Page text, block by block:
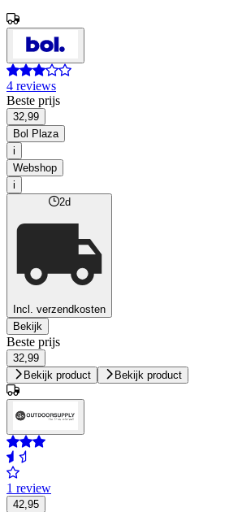
4 reviews
Beste prijs
32,99
Bol Plaza
i
Webshop
i
2d
Incl. verzendkosten
Bekijk
Beste prijs
32,99
Bekijk product
Bekijk product
1 review
42,95